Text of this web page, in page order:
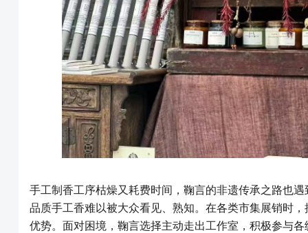
手工制香工序枯燥又耗费时间，鞠言的非遗传承之路也
品质手工香难以被大众看见、熟知。在各类市集展销时
优势。面对困境，鞠言选择主动走出工作室，积极参与